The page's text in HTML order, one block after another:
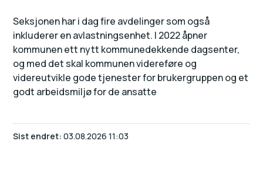
Seksjonen har i dag fire avdelinger som også
inkluderer en avlastningsenhet. I 2022 åpner
kommunen ett nytt kommunedekkende dagsenter,
og med det skal kommunen videreføre og
videreutvikle gode tjenester for brukergruppen og et
godt arbeidsmiljø for de ansatte
Sist endret 03.08.2026 11:03